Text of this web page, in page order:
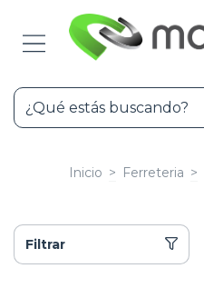
Inicio > Ferreteria >
Filtrar